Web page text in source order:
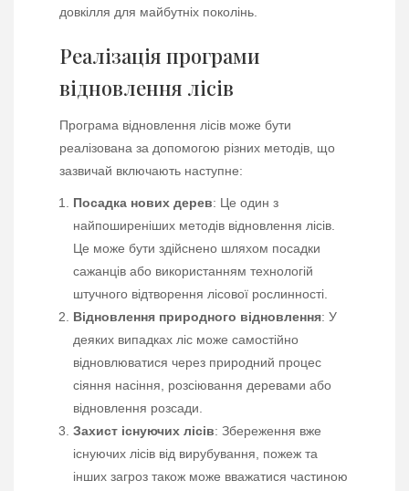
довкілля для майбутніх поколінь.
Реалізація програми
відновлення лісів
Програма відновлення лісів може бути
реалізована за допомогою різних методів, що
зазвичай включають наступне:
Посадка нових дерев: Це один з
найпоширеніших методів відновлення лісів.
Це може бути здійснено шляхом посадки
сажанців або використанням технологій
штучного відтворення лісової рослинності.
Відновлення природного відновлення: У
деяких випадках ліс може самостійно
відновлюватися через природний процес
сіяння насіння, розсіювання деревами або
відновлення розсади.
Захист існуючих лісів: Збереження вже
існуючих лісів від вирубування, пожеж та
інших загроз також може вважатися частиною